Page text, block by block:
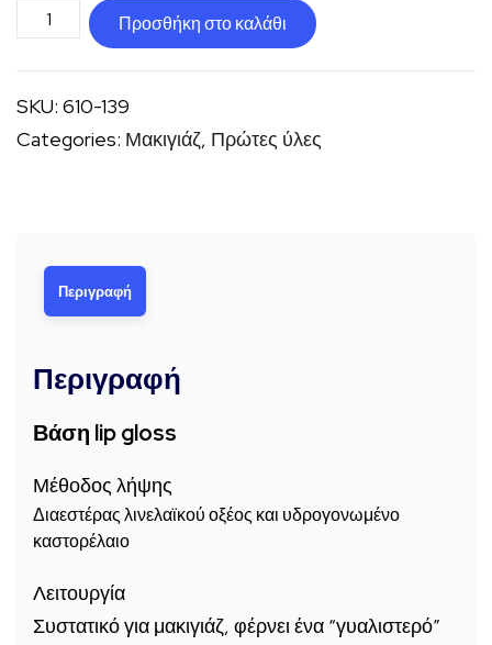
Βάση
lip
gloss
ποσότητα
Προσθήκη στο καλάθι
SKU: 610-139
Categories: Μακιγιάζ, Πρώτες ύλες
Περιγραφή
Περιγραφή
Βάση lip gloss
Μέθοδος λήψης
Διαεστέρας λινελαϊκού οξέος και υδρογονωμένο
καστορέλαιο
Λειτουργία
Συστατικό για μακιγιάζ, φέρνει ένα “γυαλιστερό”